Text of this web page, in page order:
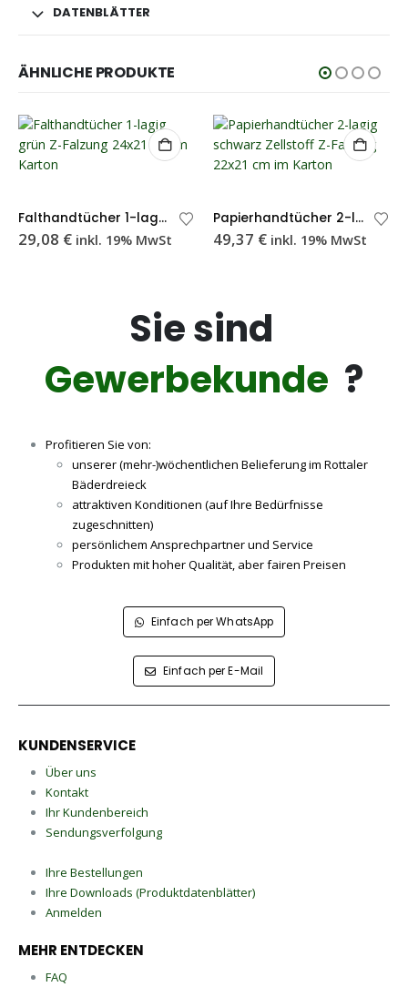
DATENBLÄTTER
ÄHNLICHE PRODUKTE
Falthandtücher 1-lagig grün Z-Falzung 24×21 cm – Karton
29,08 € inkl. 19% MwSt
Papierhandtücher 2-lagig schwarz Zellstoff Z-Falzung 22×21 cm – Karton
49,37 € inkl. 19% MwSt
Sie sind
Gewerbekunde ?
Profitieren Sie von:
unserer (mehr-)wöchentlichen Belieferung im Rottaler
Bäderdreieck
attraktiven Konditionen (auf Ihre Bedürfnisse
zugeschnitten)
persönlichem Ansprechpartner und Service
Produkten mit hoher Qualität, aber fairen Preisen
Einfach per WhatsApp
Einfach per E-Mail
KUNDENSERVICE
Über uns
Kontakt
Ihr Kundenbereich
Sendungsverfolgung
Ihre Bestellungen
Ihre Downloads (Produktdatenblätter)
Anmelden
MEHR ENTDECKEN
FAQ